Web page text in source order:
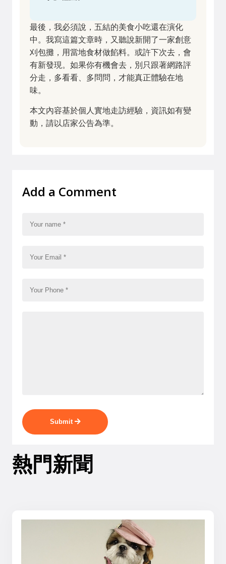
最後，我必須說，五結的美食小吃還在演化
中。我寫這篇文章時，又聽說新開了一家創意
刈包攤，用當地食材做餡料。或許下次去，會
有新發現。如果你有機會去，別只跟著網路評
分走，多看看、多問問，才能真正體驗在地
味。
本文內容基於個人實地走訪經驗，資訊如有變
動，請以店家公告為準。
Add a Comment
Submit
熱門新聞